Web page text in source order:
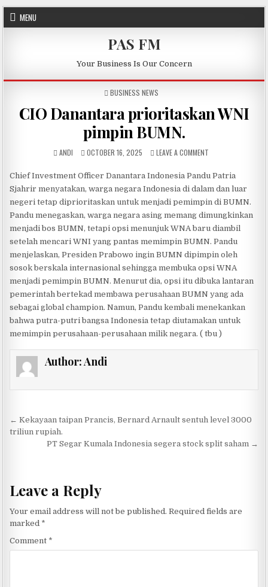
Skip to content
MENU
PAS FM
Your Business Is Our Concern
POSTED IN
BUSINESS NEWS
CIO Danantara prioritaskan WNI
pimpin BUMN.
AUTHOR:
ANDI PUBLISHED DATE:
OCTOBER 16, 2025 LEAVE A COMMENT
Chief Investment Officer Danantara Indonesia Pandu Patria
Sjahrir menyatakan, warga negara Indonesia di dalam dan luar
negeri tetap diprioritaskan untuk menjadi pemimpin di BUMN.
Pandu menegaskan, warga negara asing memang dimungkinkan
menjadi bos BUMN, tetapi opsi menunjuk WNA baru diambil
setelah mencari WNI yang pantas memimpin BUMN. Pandu
menjelaskan, Presiden Prabowo ingin BUMN dipimpin oleh
sosok berskala internasional sehingga membuka opsi WNA
menjadi pemimpin BUMN. Menurut dia, opsi itu dibuka lantaran
pemerintah bertekad membawa perusahaan BUMN yang ada
sebagai global champion. Namun, Pandu kembali menekankan
bahwa putra-putri bangsa Indonesia tetap diutamakan untuk
memimpin perusahaan-perusahaan milik negara. ( tbu )
Author:Andi
Post navigation
← Kekayaan taipan Prancis, Bernard Arnault sentuh level 3000
triliun rupiah.
PT Segar Kumala Indonesia segera stock split saham →
Leave a Reply
Your email address will not be published. Required fields are
marked *
Comment *